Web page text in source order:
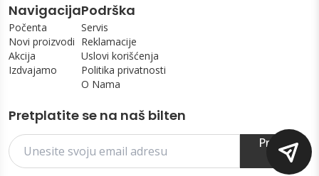
Navigacija
Počenta
Novi proizvodi
Akcija
Izdvajamo
Podrška
Servis
Reklamacije
Uslovi korišćenja
Politika privatnosti
O Nama
Pretplatite se na naš bilten
Prijavi